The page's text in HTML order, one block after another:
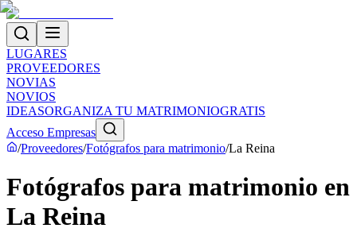
LUGARES
PROVEEDORES
NOVIAS
NOVIOS
IDEASORGANIZA TU MATRIMONIOGRATIS
Acceso Empresas
/Proveedores/Fotógrafos para matrimonio/La Reina
Fotógrafos para matrimonio en
La Reina